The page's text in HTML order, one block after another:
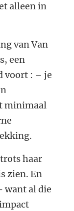
alleen in
van Van
een
voort : – je
minimaal
haar
zien. En
want al die